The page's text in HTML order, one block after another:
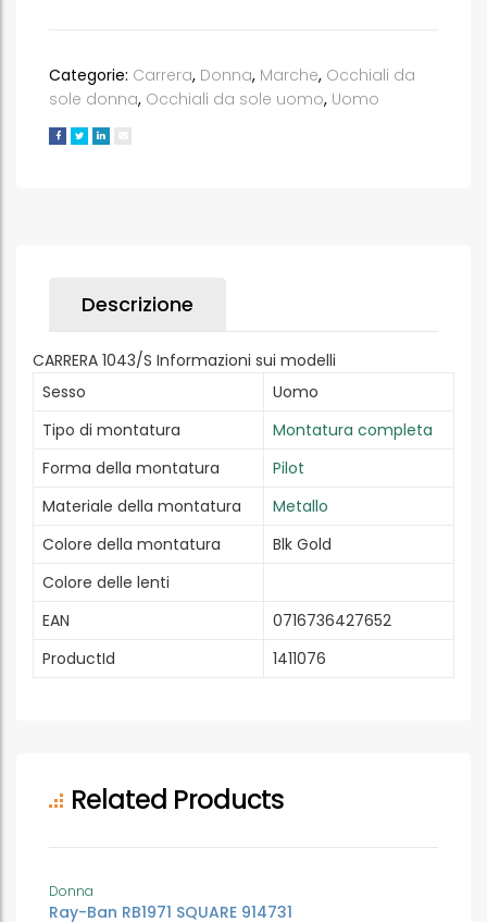
Categorie: Carrera, Donna, Marche, Occhiali da
sole donna, Occhiali da sole uomo, Uomo
Descrizione
CARRERA 1043/S Informazioni sui modelli
Sesso
Uomo
Tipo di montatura
Montatura completa
Forma della montatura
Pilot
Materiale della montatura
Metallo
Colore della montatura
Blk Gold
Colore delle lenti
EAN
0716736427652
ProductId
1411076
Related Products
Donna
Ray-Ban RB1971 SQUARE 914731